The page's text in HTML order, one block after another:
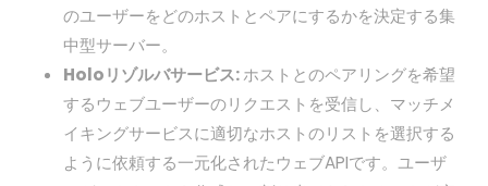
のユーザーをどのホストとペアにするかを決定する集
中型サーバー。
Holoリゾルバサービス:ホストとのペアリングを希望
するウェブユーザーのリクエストを受信し、マッチメ
イキングサービスに適切なホストのリストを選択する
ように依頼する一元化されたウェブAPIです。ユーザ